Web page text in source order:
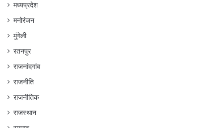
मध्यप्रदेश
मनोरंजन
मुंगेली
रतनपुर
राजनांदगांव
राजनीति
राजनीतिक
राजस्थान